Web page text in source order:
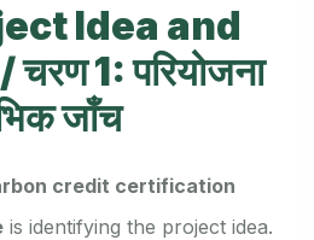
Idea and
1: परियोजना
जाँच
credit certification
is identifying the project idea.